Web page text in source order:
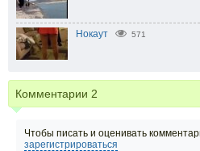
Нокаут 571
Комментарии 2
Чтобы писать и оценивать
зарегистрироваться